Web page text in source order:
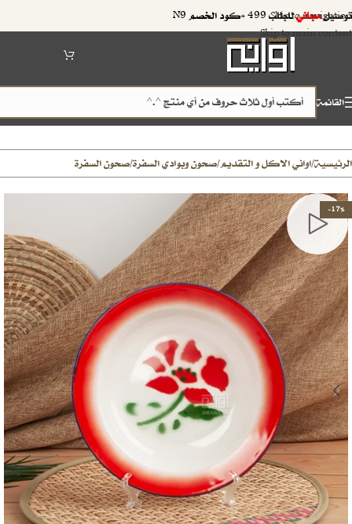
Skip to navigation
Skip to main content
توصيلمجانيللطلب 499 +كود الخصم N9
القائمة
الرئيسية/اواني الاكل و التقديم/صحون وبوادي السفرة/صحون السفرة
-17%